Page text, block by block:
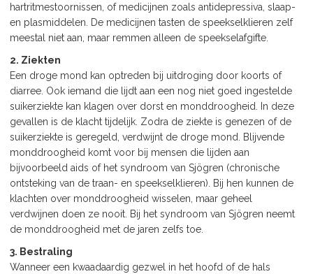
hartritmestoornissen, of medicijnen zoals antidepressiva, slaap-
en plasmiddelen. De medicijnen tasten de speekselklieren zelf
meestal niet aan, maar remmen alleen de speekselafgifte.
2. Ziekten
Een droge mond kan optreden bij uitdroging door koorts of
diarree. Ook iemand die lijdt aan een nog niet goed ingestelde
suikerziekte kan klagen over dorst en monddroogheid. In deze
gevallen is de klacht tijdelijk. Zodra de ziekte is genezen of de
suikerziekte is geregeld, verdwijnt de droge mond. Blijvende
monddroogheid komt voor bij mensen die lijden aan
bijvoorbeeld aids of het syndroom van Sjögren (chronische
ontsteking van de traan- en speekselklieren). Bij hen kunnen de
klachten over monddroogheid wisselen, maar geheel
verdwijnen doen ze nooit. Bij het syndroom van Sjögren neemt
de monddroogheid met de jaren zelfs toe.
3. Bestraling
Wanneer een kwaadaardig gezwel in het hoofd of de hals